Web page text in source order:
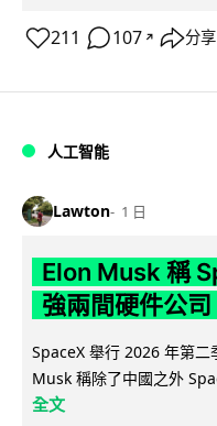
211 107 ↗ 分享
人工智能
Lawton 1 日
Elon Musk 稱
強兩間硬件公司
SpaceX 舉行 2026 年第
Musk 稱除了中國之外
全文